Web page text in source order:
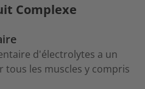
Complexe
d'électrolytes a un
tous les muscles y compris